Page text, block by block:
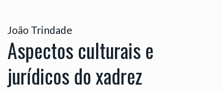
João Trindade
Aspectos culturais e
jurídicos do xadrez